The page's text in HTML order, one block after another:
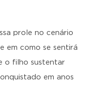
prole no cenário
em como se sentirá
o filho sustentar
em anos